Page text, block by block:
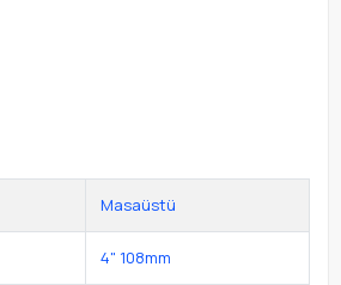
Masaüstü
4" 108mm